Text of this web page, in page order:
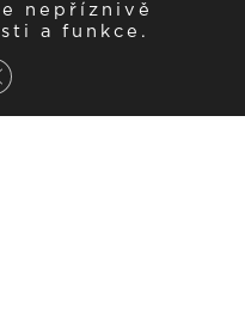
nepříznivě
a funkce.
cookie lištu GDPR